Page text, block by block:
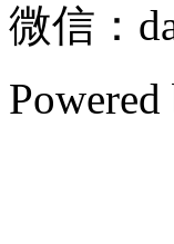
微信：
Powered